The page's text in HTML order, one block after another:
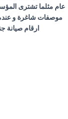
عام مثلما تشترى
موصفات شاغرة و
ارقام صيانة